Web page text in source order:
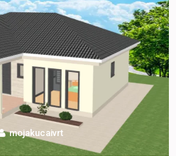
mojakucaivrt